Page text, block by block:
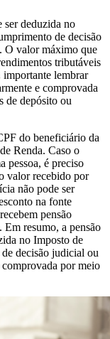
ser deduzida no
de decisão
O valor máximo que
tributáveis
lembrar
e comprovada
de depósito ou
do beneficiário da
Renda. Caso o
pessoa, é preciso
valor recebido por
não pode ser
na fonte
pensão
Em resumo, a pensão
no Imposto de
decisão judicial ou
por meio